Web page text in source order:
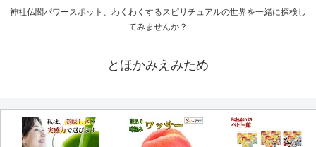
神社仏閣パワースポット、わくわくするスピリチュアルの世界を一緒に探検し
てみませんか？
とほかみえみため